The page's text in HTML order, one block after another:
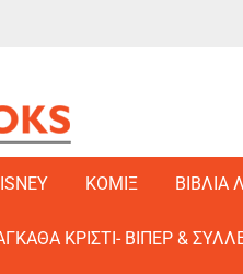
ΚΟΜΙΞ ΒΙΒΛΙΑ
ΚΡΙΣΤΙ- ΒΙΠΕΡ &